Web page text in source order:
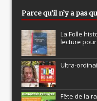
Parce qu’il n’y a pas
La Folle
lecture
Ultra-
Fête de la